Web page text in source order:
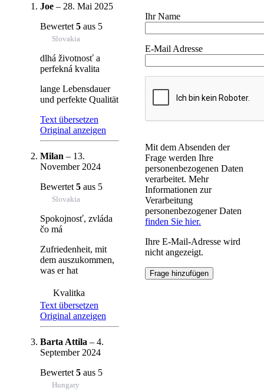
Joe – 28. Mai 2025
Bewertet 5 aus 5
Slovakia
dlhá životnosť a
perfekná kvalita
lange Lebensdauer
und perfekte Qualität
Text übersetzen
Original anzeigen
Milan – 13.
November 2024
Bewertet 5 aus 5
Slovakia
Spokojnosť, zvláda
čo má
Zufriedenheit, mit
dem auszukommen,
was er hat
Kvalitka
Text übersetzen
Original anzeigen
Barta Attila – 4.
September 2024
Bewertet 5 aus 5
Hungary
Ihr Name
E-Mail Adresse
Mit dem Absenden der
Frage werden Ihre
personenbezogenen Daten
verarbeitet. Mehr
Informationen zur
Verarbeitung
personenbezogener Daten
finden Sie hier.
Ihre E-Mail-Adresse wird
nicht angezeigt.